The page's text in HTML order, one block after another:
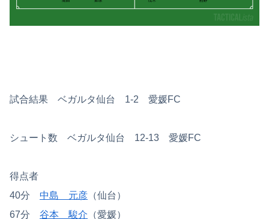
試合結果 ベガルタ仙台 1-2 愛媛FC
シュート数 ベガルタ仙台 12-13 愛媛FC
得点者
40分 中島 元彦 （仙台）
67分 谷本 駿介 （愛媛）